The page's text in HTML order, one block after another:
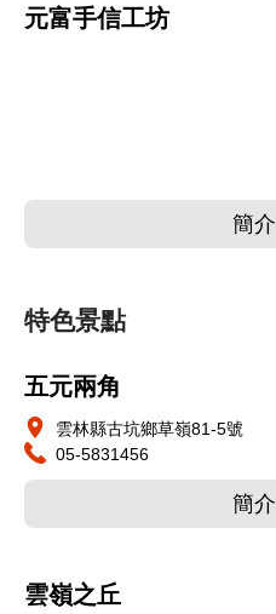
元富手信工坊
簡介
特色景點
五元兩角
雲林縣古坑鄉草嶺81-5號
05-5831456
簡介
雲嶺之丘